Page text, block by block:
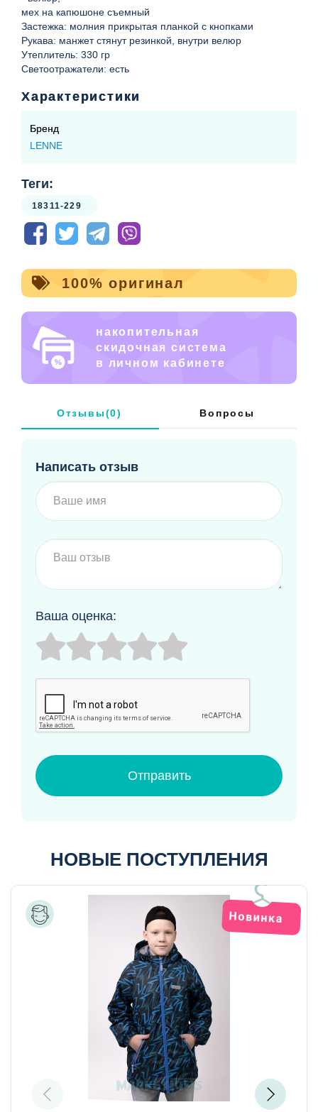
мех на капюшоне съемный
Застежка: молния прикрытая планкой с кнопками
Рукава: манжет стянут резинкой, внутри велюр
Утеплитель: 330 гр
Светоотражатели: есть
Характеристики
Бренд
LENNE
Теги:
18311-229
100% оригинал
накопительная
скидочная система
в личном кабинете
Отзывы(0) Вопросы
Написать отзыв
Ваша оценка:
Отправить
НОВЫЕ ПОСТУПЛЕНИЯ